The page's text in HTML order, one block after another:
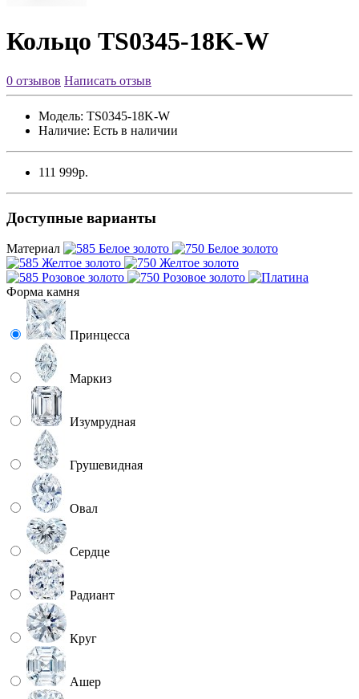
Кольцо TS0345-18K-W
0 отзывов Написать отзыв
Модель: TS0345-18K-W
Наличие: Есть в наличии
111 999р.
Доступные варианты
Материал
Форма камня
Принцесса
Маркиз
Изумрудная
Грушевидная
Овал
Сердце
Радиант
Круг
Ашер